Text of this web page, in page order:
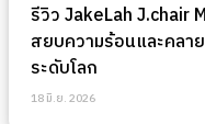
รีวิว JakeLah J.chair
สยบความร้อนและคลา
ระดับโลก
18 มิ.ย. 2026